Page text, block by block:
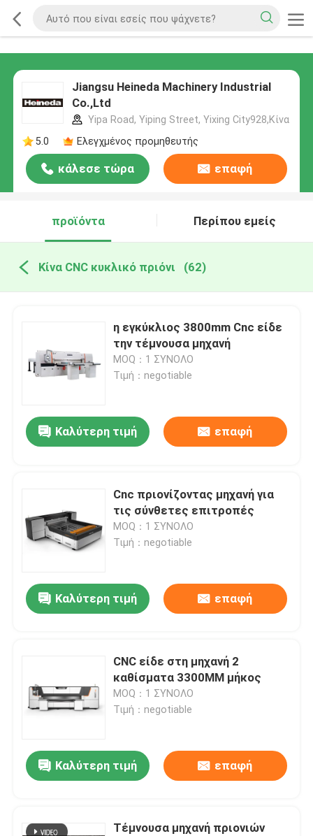
Jiangsu Heineda Machinery Industrial
Co.,Ltd
Yipa Road, Yiping Street, Yixing City928,Κίνα
5.0
Ελεγχμένος προμηθευτής
κάλεσε τώρα επαφή
προϊόντα Περίπου εμείς
Κίνα CNC κυκλικό πριόνι (62)
η εγκύκλιος 3800mm Cnc είδε
την τέμνουσα μηχανή
MOQ：1 ΣΥΝΟΛΟ
Τιμή：negotiable
Καλύτερη τιμή επαφή
Cnc πριονίζοντας μηχανή για
τις σύνθετες επιτροπές
MOQ：1 ΣΥΝΟΛΟ
Τιμή：negotiable
Καλύτερη τιμή επαφή
CNC είδε στη μηχανή 2
καθίσματα 3300MM μήκος
MOQ：1 ΣΥΝΟΛΟ
Τιμή：negotiable
Καλύτερη τιμή επαφή
Τέμνουσα μηχανή πριονιών